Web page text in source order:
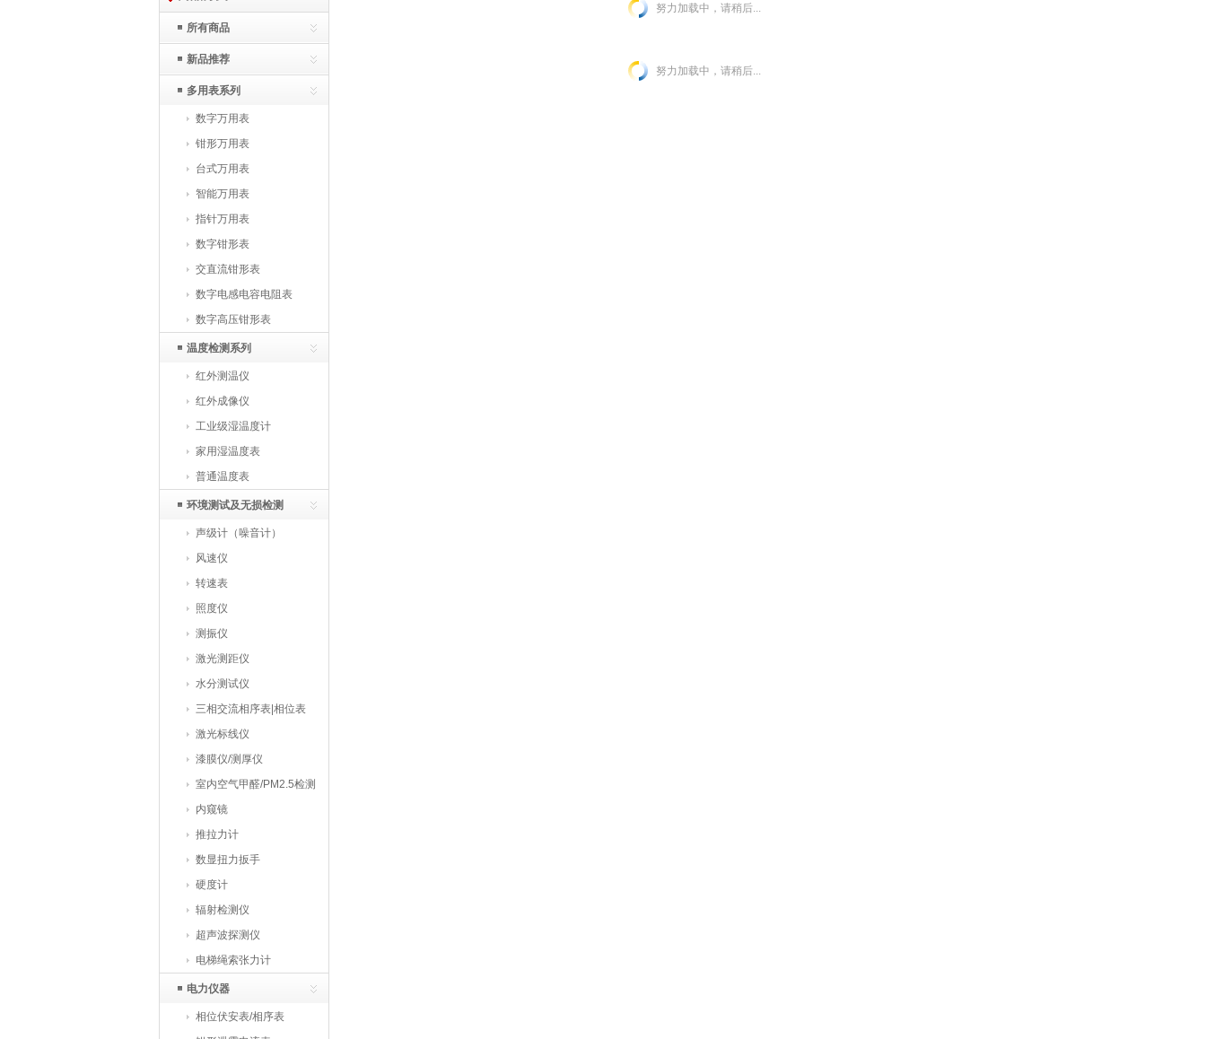
所有商品
新品推荐
多用表系列
数字万用表
钳形万用表
台式万用表
智能万用表
指针万用表
数字钳形表
交直流钳形表
数字电感电容电阻表
数字高压钳形表
温度检测系列
红外测温仪
红外成像仪
工业级湿温度计
家用湿温度表
普通温度表
环境测试及无损检测
声级计（噪音计）
风速仪
转速表
照度仪
测振仪
激光测距仪
水分测试仪
三相交流相序表|相位表
激光标线仪
漆膜仪/测厚仪
室内空气甲醛/PM2.5检测
仪
内窥镜
推拉力计
数显扭力扳手
硬度计
辐射检测仪
超声波探测仪
电梯绳索张力计
电力仪器
相位伏安表/相序表
努力加载中，请稍后...
努力加载中，请稍后...